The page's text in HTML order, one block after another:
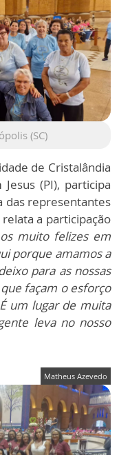
(SC)
de Cristalândia
(PI), participa
das representantes
a participação
muito felizes em
porque amamos a
para as nossas
façam o esforço
um lugar de muita
leva no nosso
Matheus Azevedo